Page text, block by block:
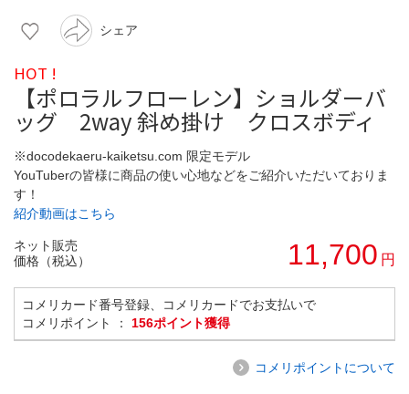
シェア
HOT !
【ポロラルフローレン】ショルダーバ
ッグ 2way 斜め掛け クロスボディ
※docodekaeru-kaiketsu.com 限定モデル
YouTuberの皆様に商品の使い心地などをご紹介いただいておりま
す！
紹介動画はこちら
ネット販売
価格（税込）
11,700 円
コメリカード番号登録、コメリカードでお支払いで
コメリポイント ： 156ポイント獲得
コメリポイントについて